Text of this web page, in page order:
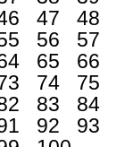
47
48
56
57
65
66
74
75
83
84
92
93